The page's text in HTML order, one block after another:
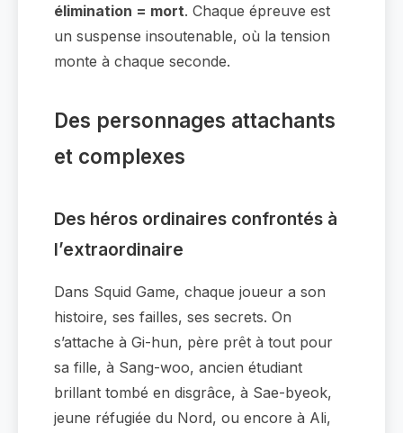
élimination = mort. Chaque épreuve est
un suspense insoutenable, où la tension
monte à chaque seconde.
Des personnages attachants
et complexes
Des héros ordinaires confrontés à
l’extraordinaire
Dans Squid Game, chaque joueur a son
histoire, ses failles, ses secrets. On
s’attache à Gi-hun, père prêt à tout pour
sa fille, à Sang-woo, ancien étudiant
brillant tombé en disgrâce, à Sae-byeok,
jeune réfugiée du Nord, ou encore à Ali,